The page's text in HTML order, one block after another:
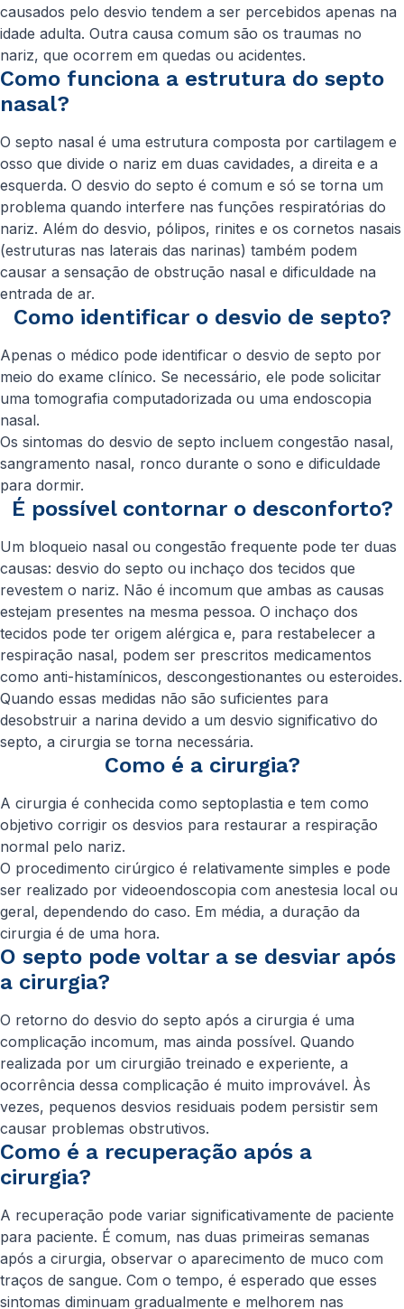
causados pelo desvio tendem a ser percebidos apenas na
idade adulta. Outra causa comum são os traumas no
nariz, que ocorrem em quedas ou acidentes.
Como funciona a estrutura do septo
nasal?
O septo nasal é uma estrutura composta por cartilagem e
osso que divide o nariz em duas cavidades, a direita e a
esquerda. O desvio do septo é comum e só se torna um
problema quando interfere nas funções respiratórias do
nariz. Além do desvio, pólipos, rinites e os cornetos nasais
(estruturas nas laterais das narinas) também podem
causar a sensação de obstrução nasal e dificuldade na
entrada de ar.
Como identificar o desvio de septo?
Apenas o médico pode identificar o desvio de septo por
meio do exame clínico. Se necessário, ele pode solicitar
uma tomografia computadorizada ou uma endoscopia
nasal.
Os sintomas do desvio de septo incluem congestão nasal,
sangramento nasal, ronco durante o sono e dificuldade
para dormir.
É possível contornar o desconforto?
Um bloqueio nasal ou congestão frequente pode ter duas
causas: desvio do septo ou inchaço dos tecidos que
revestem o nariz. Não é incomum que ambas as causas
estejam presentes na mesma pessoa. O inchaço dos
tecidos pode ter origem alérgica e, para restabelecer a
respiração nasal, podem ser prescritos medicamentos
como anti-histamínicos, descongestionantes ou esteroides.
Quando essas medidas não são suficientes para
desobstruir a narina devido a um desvio significativo do
septo, a cirurgia se torna necessária.
Como é a cirurgia?
A cirurgia é conhecida como septoplastia e tem como
objetivo corrigir os desvios para restaurar a respiração
normal pelo nariz.
O procedimento cirúrgico é relativamente simples e pode
ser realizado por videoendoscopia com anestesia local ou
geral, dependendo do caso. Em média, a duração da
cirurgia é de uma hora.
O septo pode voltar a se desviar após
a cirurgia?
O retorno do desvio do septo após a cirurgia é uma
complicação incomum, mas ainda possível. Quando
realizada por um cirurgião treinado e experiente, a
ocorrência dessa complicação é muito improvável. Às
vezes, pequenos desvios residuais podem persistir sem
causar problemas obstrutivos.
Como é a recuperação após a
cirurgia?
A recuperação pode variar significativamente de paciente
para paciente. É comum, nas duas primeiras semanas
após a cirurgia, observar o aparecimento de muco com
traços de sangue. Com o tempo, é esperado que esses
sintomas diminuam gradualmente e melhorem nas